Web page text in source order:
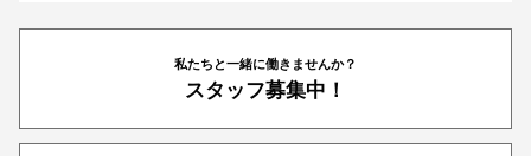
私たちと一緒に働きませんか？
スタッフ募集中！